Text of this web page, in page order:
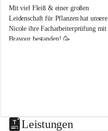
m
e
n
h
o
Mit viel Fleiß & einer großen
Leidenschaft für Pflanzen hat unsere
Nicole ihre Facharbeiterprüfung mit
Bravour bestanden! 🥳
Leistungen